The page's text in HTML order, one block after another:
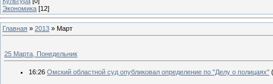
Экономика [12]
Главная » 2013 » Март
25 Марта, Понедельник
16:26 Омский областной суд опубликовал определение по "Делу о полицаях"